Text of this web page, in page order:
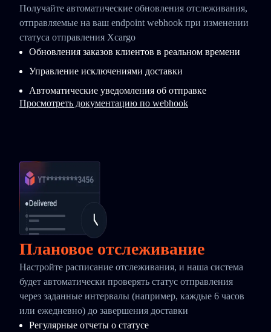
Получайте автоматические обновления отслеживания,
отправляемые на ваш endpoint webhook при изменении
статуса отправления Xcargo
Обновления заказов клиентов в реальном времени
Управление исключениями доставки
Автоматические уведомления об отправке
Просмотреть документацию по webhook
Плановое отслеживание
Настройте расписание отслеживания, и наша система
будет автоматически проверять статус отправления
через заданные интервалы (например, каждые 6 часов
или ежедневно) до завершения доставки
Регулярные отчеты о статусе